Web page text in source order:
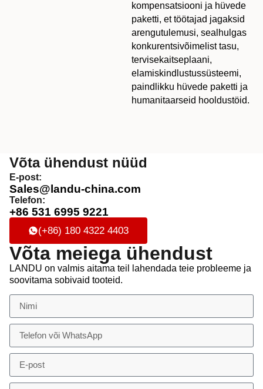
kompensatsiooni ja hüvede
paketti, et töötajad jagaksid
arengutulemusi, sealhulgas
konkurentsivõimelist tasu,
tervisekaitseplaani,
elamiskindlustussüsteemi,
paindlikku hüvede paketti ja
humanitaarseid hooldustöid.
Võta ühendust nüüd
E-post:
Sales@landu-china.com
Telefon:
+86 531 6995 9221
(+86) 180 4322 4403
Võta meiega ühendust
LANDU on valmis aitama teil lahendada teie probleeme ja
soovitama sobivaid tooteid.